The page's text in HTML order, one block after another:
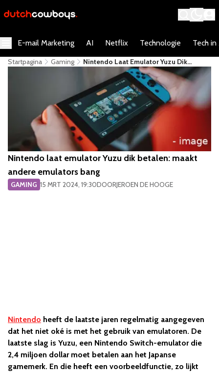
E-mail Marketing AI Netflix Technologie Tech in
Startpagina Gaming
​Nintendo Laat Emulator Yuzu Dik
Betalen: Maakt Andere Emulators Bang
​Nintendo laat emulator Yuzu dik betalen: maakt
andere emulators bang
GAMING 15 MRT 2024, 19:30DOORJEROEN DE HOOGE
Nintendo heeft de laatste jaren regelmatig aangegeven
dat het niet oké is met het gebruik van emulatoren. De
laatste slag is Yuzu, een Nintendo Switch-emulator die
2,4 miljoen dollar moet betalen aan het Japanse
gamemerk. En die heeft een voorbeeldfunctie, zo lijkt